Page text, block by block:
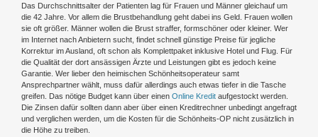
Das Durchschnittsalter der Patienten lag für Frauen und Männer gleichauf um
die 42 Jahre. Vor allem die Brustbehandlung geht dabei ins Geld. Frauen wollen
sie oft größer. Männer wollen die Brust straffer, formschöner oder kleiner. Wer
im Internet nach Anbietern sucht, findet schnell günstige Preise für jegliche
Korrektur im Ausland, oft schon als Komplettpaket inklusive Hotel und Flug. Für
die Qualität der dort ansässigen Ärzte und Leistungen gibt es jedoch keine
Garantie. Wer lieber den heimischen Schönheitsoperateur samt
Ansprechpartner wählt, muss dafür allerdings auch etwas tiefer in die Tasche
greifen. Das nötige Budget kann über einen Online Kredit aufgestockt werden.
Die Zinsen dafür sollten dann aber über einen Kreditrechner unbedingt angefragt
und verglichen werden, um die Kosten für die Schönheits-OP nicht zusätzlich in
die Höhe zu treiben.